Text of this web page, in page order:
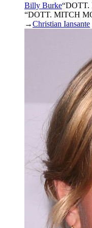
Billy Burke“DOTT.
“DOTT. MITCH
→Christian Iansante